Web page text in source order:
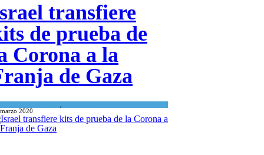
transfiere
de prueba de
Corona a la
de Gaza
2020